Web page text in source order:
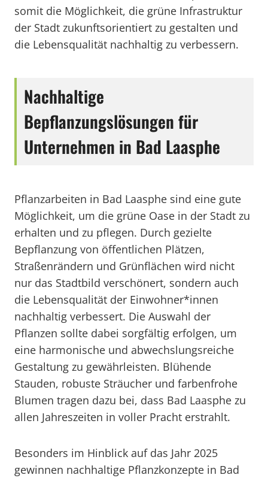
somit die Möglichkeit, die grüne Infrastruktur
der Stadt zukunftsorientiert zu gestalten und
die Lebensqualität nachhaltig zu verbessern.
Nachhaltige
Bepflanzungslösungen für
Unternehmen in Bad Laasphe
Pflanzarbeiten in Bad Laasphe sind eine gute
Möglichkeit, um die grüne Oase in der Stadt zu
erhalten und zu pflegen. Durch gezielte
Bepflanzung von öffentlichen Plätzen,
Straßenrändern und Grünflächen wird nicht
nur das Stadtbild verschönert, sondern auch
die Lebensqualität der Einwohner*innen
nachhaltig verbessert. Die Auswahl der
Pflanzen sollte dabei sorgfältig erfolgen, um
eine harmonische und abwechslungsreiche
Gestaltung zu gewährleisten. Blühende
Stauden, robuste Sträucher und farbenfrohe
Blumen tragen dazu bei, dass Bad Laasphe zu
allen Jahreszeiten in voller Pracht erstrahlt.
Besonders im Hinblick auf das Jahr 2025
gewinnen nachhaltige Pflanzkonzepte in Bad